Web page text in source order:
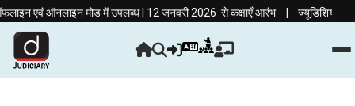
एवं ऑनलाइन मोड में उपलब्ध | 12 जनवरी 2026 से कक्षाएँ आरंभ|ज्यूडिशियरी की